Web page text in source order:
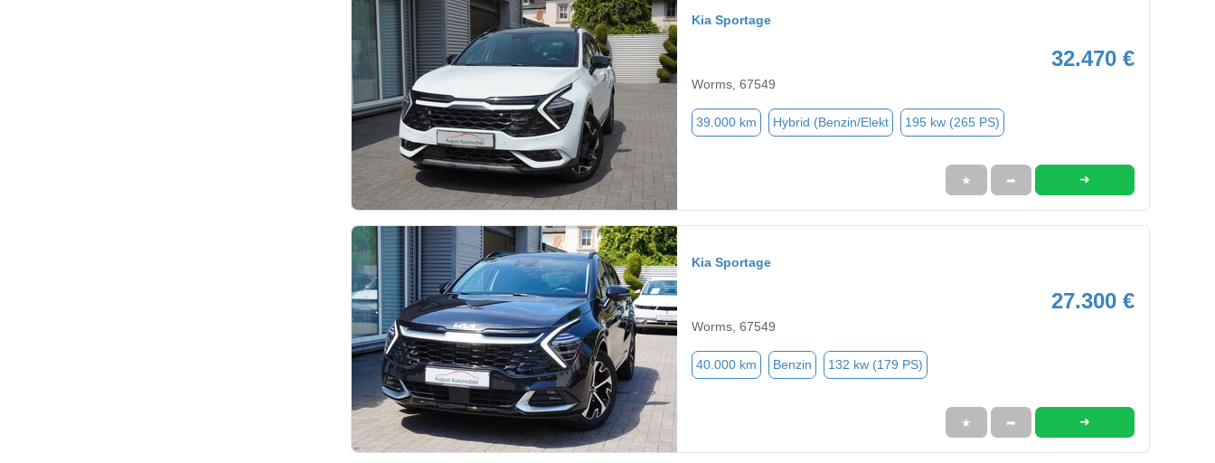
Kia Sportage
32.470 €
Worms, 67549
39.000 km Hybrid (Benzin/Elekt 195 kw (265 PS)
★ ➦ ➜
Kia Sportage
27.300 €
Worms, 67549
40.000 km Benzin 132 kw (179 PS)
★ ➦ ➜